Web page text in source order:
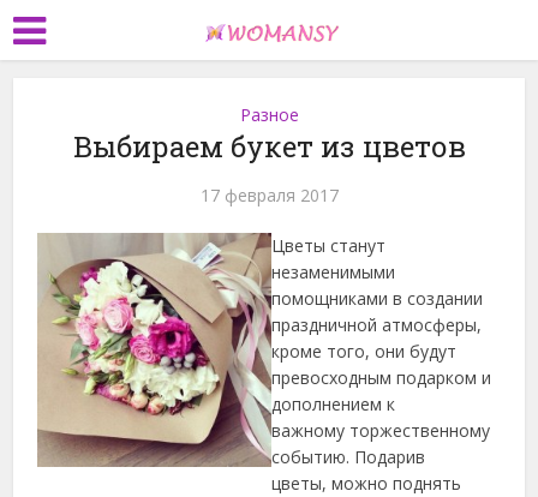
Разное
Выбираем букет из цветов
17 февраля 2017
Цветы станут
незаменимыми
помощниками в создании
праздничной атмосферы,
кроме того, они будут
превосходным подарком и
дополнением к
важному торжественному
событию. Подарив
цветы, можно поднять